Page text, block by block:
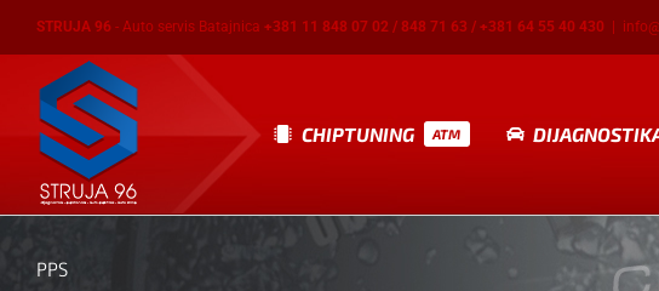
content
STRUJA 96 - Auto servis Batajnica +381 11 848 07 02 / 848 71 63 / +381 64 55 40 430
CHIPTUNING ATM
PPS